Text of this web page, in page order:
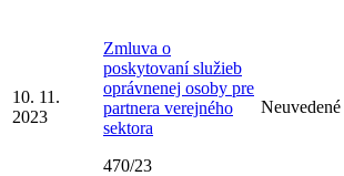
10. 11.
2023
Zmluva o
poskytovaní služieb
oprávnenej osoby pre
partnera verejného
sektora
470/23
Neuvedené